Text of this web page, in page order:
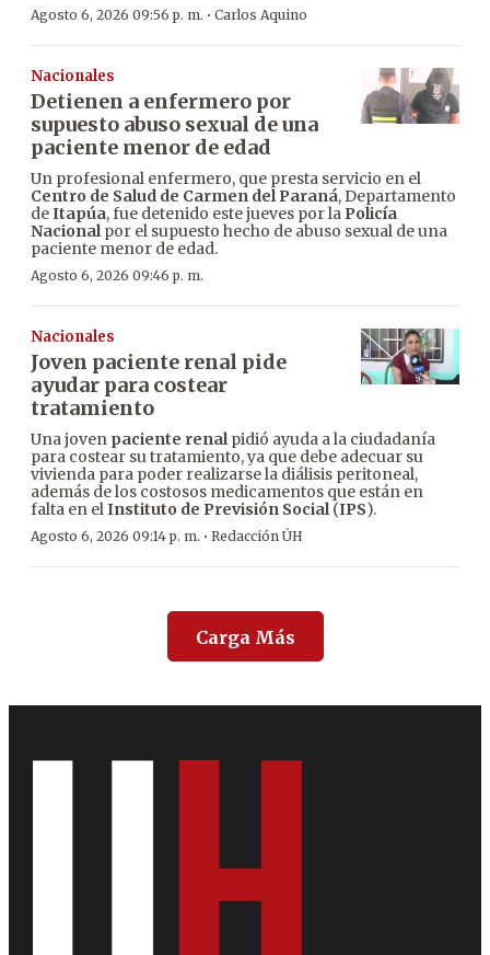
Agosto 6, 2026 09:56 p. m. · Carlos Aquino
Nacionales
Detienen a enfermero por
supuesto abuso sexual de una
paciente menor de edad
Un profesional enfermero, que presta servicio en el
Centro de Salud de Carmen del Paraná, Departamento
deItapúa, fue detenido este jueves por la Policía
Nacionalpor el supuesto hecho de abuso sexual de una
paciente menor de edad.
Agosto 6, 2026 09:46 p. m.
Nacionales
Joven paciente renal pide
ayudar para costear
tratamiento
Una joven paciente renalpidió ayuda a la ciudadanía
para costear su tratamiento, ya que debe adecuar su
vivienda para poder realizarse la diálisis peritoneal,
además de los costosos medicamentos que están en
falta en elInstituto de Previsión Social(IPS).
Agosto 6, 2026 09:14 p. m. · Redacción ÚH
Carga Más